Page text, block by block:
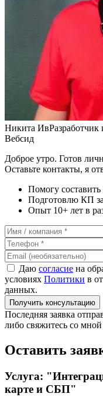
Никита ИвРазработчик
Вебсид
Доброе утро. Готов
Оставьте контакты, я
Помогу
Подготовлю КП
Опыт 10+ лет в
Даю согласие на
условиях Политики в
данных.
Получить консультацию
Последняя заявка
либо свяжитесь со мной
Оставить
Услуга:
карте и СБП"